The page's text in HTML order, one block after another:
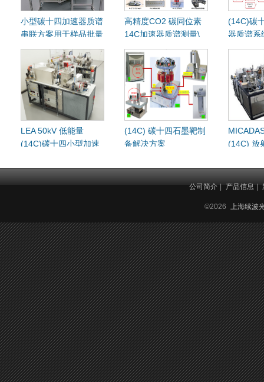
小型碳十四加速器质谱
串联方案用于样品批量
测试
高精度CO2 碳同位素
14C加速器质谱测量\
(14C)碳
器质谱系
流水线完
LEA 50kV 低能量
(14C)碳十四小型加速
(14C) 碳十四石墨靶制
备解决方案
(14C) 放
公司简介 产品信息
©2026 上海续波